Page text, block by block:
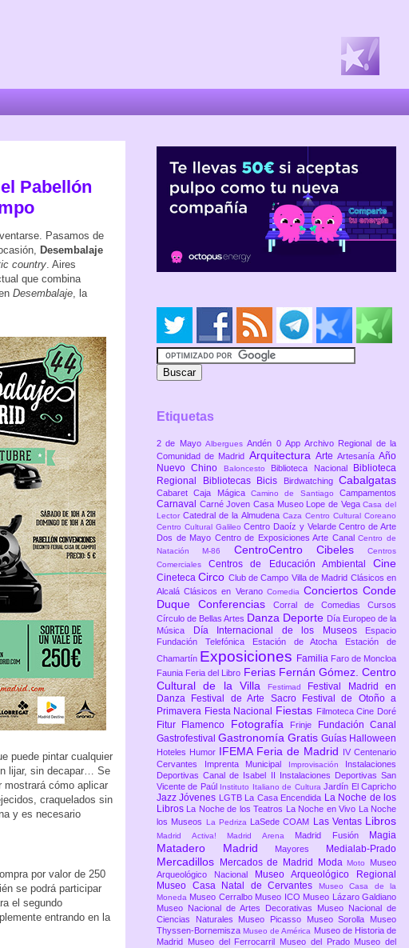
Pabellón
Pasamos de
Desembalaje
country . Aires
que combina
Desembalaje , la
puede pintar cualquier
lijar, sin decapar… Se
cómo aplicar
craquelados sin
y es necesario
por valor de 250
se podrá participar
el segundo
entrando en la
Etiquetas
2 de Mayo AlberguesAndén 0 AppArchivo Regional de la
Comunidad de Madrid Arquitectura Arte ArtesaníaAño
Nuevo Chino
Baloncesto Biblioteca Nacional
Biblioteca
Regional
Bibliotecas Bicis Birdwatching Cabalgatas
CabaretCaja MágicaCamino de SantiagoCampamentos
Carnaval Carné JovenCasa Museo Lope de VegaCasa del
LectorCatedral de la Almudena Caza Centro Cultural Coreano
Centro Cultural GalileoCentro Daoíz y VelardeCentro de Arte
Dos de Mayo Centro de Exposiciones Arte CanalCentro de
Natación M-86 CentroCentro Cibeles
Centros
ComercialesCentros de Educación AmbientalCine
CinetecaCirco Club de Campo Villa de Madrid Clásicos en
AlcaláClásicos en Verano Comedia ConciertosConde
Duque Conferencias Corral de Comedias Cursos
Círculo de Bellas Artes Danza Deporte Día Europeo de la
Música
Día Internacional de los Museos
Espacio
Fundación Telefónica
Estación de Atocha
Estación de
Chamartín Exposiciones Familia Faro de Moncloa
Faunia Feria del Libro Ferias Fernán Gómez. Centro
Cultural de la VillaFestimad
Festival Madrid en
Danza
Festival de Arte Sacro
Festival de Otoño a
Primavera Fiesta Nacional Fiestas Filmoteca Cine Doré
Fitur Flamenco Fotografía Frinje
Fundación Canal
Gastrofestival Gastronomía Gratis Guías Halloween
Hoteles Humor IFEMA Feria de Madrid
IV Centenario
Cervantes
Imprenta Municipal Improvisación
Instalaciones
Deportivas Canal de Isabel II
Instalaciones Deportivas San
Vicente de Paúl
Instituto Italiano de CulturaJardín El Capricho
JazzJóvenes LGTB La Casa Encendida La Noche de los
Libros
La Noche de los Teatros La Noche en Vivo
La Noche
los Museos
La Pedriza LaSede COAM Las Ventas Libros
Madrid Activa! Madrid Arena Madrid Fusión Magia
Matadero Madrid Mayores Medialab-Prado
Mercadillos Mercados de Madrid ModaMoto Museo
Arqueológico Nacional
Museo Arqueológico Regional
Museo Casa Natal de Cervantes
Museo Casa de la
Moneda Museo Cerralbo Museo ICO Museo Lázaro Galdiano
Museo Nacional de Artes Decorativas Museo Nacional de
Ciencias Naturales Museo Picasso Museo Sorolla Museo
Thyssen-BornemiszaMuseo de América Museo de Historia de
Madrid
Museo del Ferrocarril Museo del Prado Museo del